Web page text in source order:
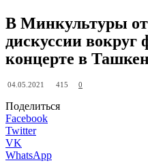
В Минкультуры
дискуссии
концерте в
04.05.2021 415 0
Поделиться
Facebook
Twitter
VK
WhatsApp